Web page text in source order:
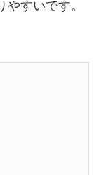
すいです。